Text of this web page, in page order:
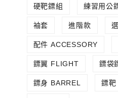
硬靶鏢組 練習用公
袖套 進階款
配件 ACCESSORY
鏢翼 FLIGHT 鏢袋
鏢身 BARREL 鏢靶